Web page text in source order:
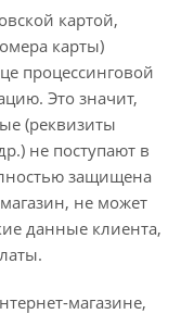
картой,
карты)
процессинговой
Это значит,
(реквизиты
не поступают в
защищена
не может
данные клиента,
магазине,